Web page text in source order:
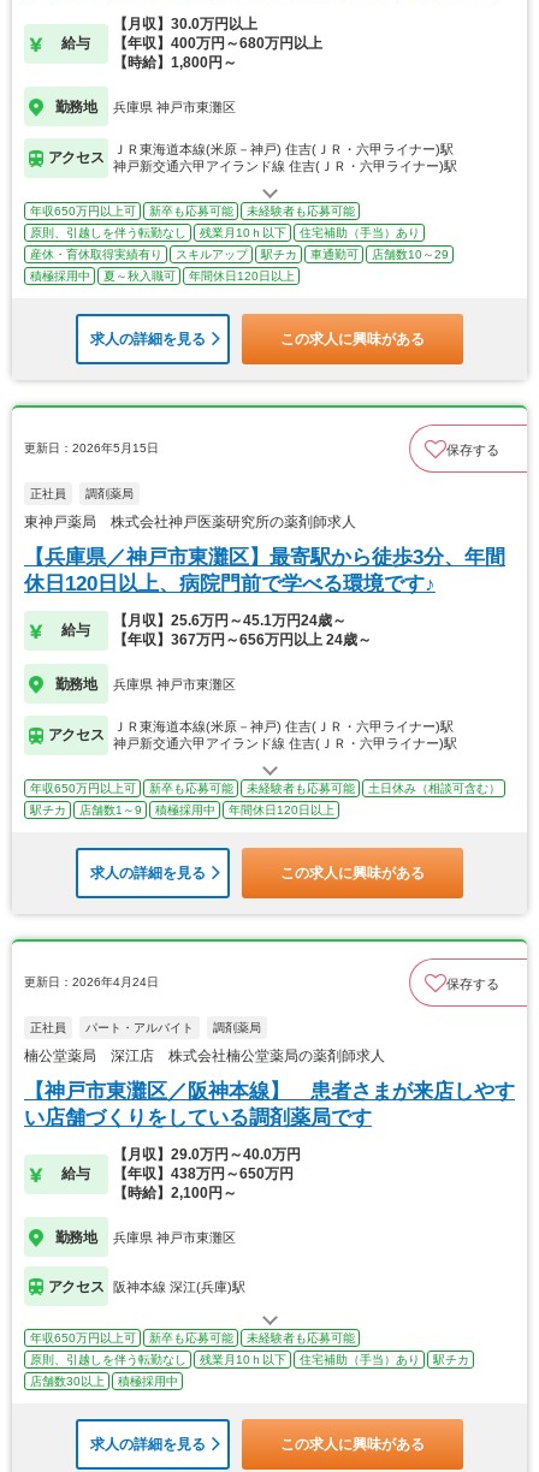
給与
【月収】30.0万円以上
【年収】400万円～680万円以上
【時給】1,800円～
勤務地 兵庫県 神戸市東灘区
アクセス
ＪＲ東海道本線(米原－神戸) 住吉(ＪＲ・六甲ライナー)駅
神戸新交通六甲アイランド線 住吉(ＪＲ・六甲ライナー)駅
年収650万円以上可 新卒も応募可能
未経験者も応募可能
原則、引越しを伴う転勤なし
残業月10ｈ以下
住宅補助（手当）あり
産休・育休取得実績有り
スキルアップ 駅チカ 車通勤可
店舗数10～29
積極採用中
夏～秋入職可 年間休日120日以上
求人の詳細を見る この求人に興味がある
更新日：2026年5月15日 保存する
正社員 調剤薬局
東神戸薬局 株式会社神戸医薬研究所の薬剤師求人
【兵庫県／神戸市東灘区】最寄駅から徒歩3分、年間
休日120日以上、病院門前で学べる環境です♪
給与
【月収】25.6万円～45.1万円24歳～
【年収】367万円～656万円以上 24歳～
勤務地 兵庫県 神戸市東灘区
アクセス
ＪＲ東海道本線(米原－神戸) 住吉(ＪＲ・六甲ライナー)駅
神戸新交通六甲アイランド線 住吉(ＪＲ・六甲ライナー)駅
年収650万円以上可 新卒も応募可能 未経験者も応募可能
土日休み（相談可含む）
駅チカ
店舗数1～9 積極採用中 年間休日120日以上
求人の詳細を見る この求人に興味がある
更新日：2026年4月24日 保存する
正社員 パート・アルバイト 調剤薬局
楠公堂薬局 深江店 株式会社楠公堂薬局の薬剤師求人
【神戸市東灘区／阪神本線】 患者さまが来店しやす
い店舗づくりをしている調剤薬局です
給与
【月収】29.0万円～40.0万円
【年収】438万円～650万円
【時給】2,100円～
勤務地 兵庫県 神戸市東灘区
アクセス 阪神本線 深江(兵庫)駅
年収650万円以上可 新卒も応募可能
未経験者も応募可能
原則、引越しを伴う転勤なし
残業月10ｈ以下 住宅補助（手当）あり
駅チカ
店舗数30以上
積極採用中
求人の詳細を見る この求人に興味がある